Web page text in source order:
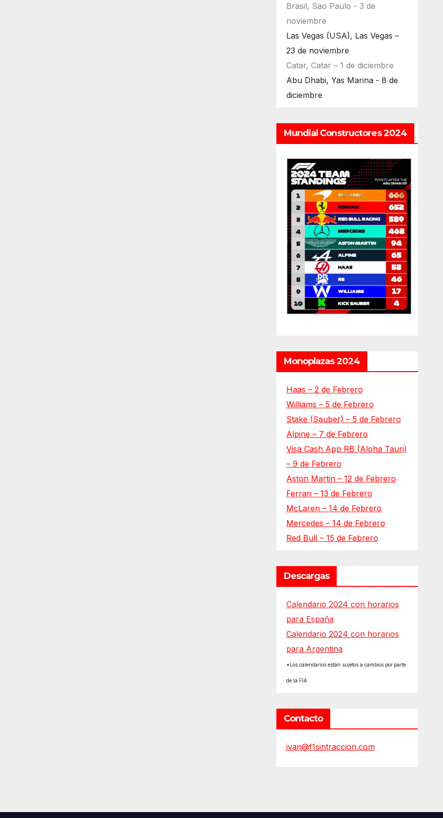
Brasil, Sao Paulo - 3 de
noviembre
Las Vegas (USA), Las Vegas –
23 de noviembre
Catar, Catar – 1 de diciembre
Abu Dhabi, Yas Marina - 8 de
diciembre
Mundial Constructores 2024
Monoplazas 2024
Haas – 2 de Febrero
Williams – 5 de Febrero
Stake (Sauber) – 5 de Febrero
Alpine – 7 de Febrero
Visa Cash App RB (Alpha Tauri)
– 9 de Febrero
Aston Martin – 12 de Febrero
Ferrari – 13 de Febrero
McLaren – 14 de Febrero
Mercedes – 14 de Febrero
Red Bull – 15 de Febrero
Descargas
Calendario 2024 con horarios
para España
Calendario 2024 con horarios
para Argentina
*Los calendarios están sujetos a cambios por parte
de la FIA.
Contacto
ivan@f1sintraccion.com